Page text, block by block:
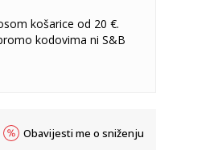
košarice od 20 €.
kodovima ni S&B
Obavijesti me o sniženju